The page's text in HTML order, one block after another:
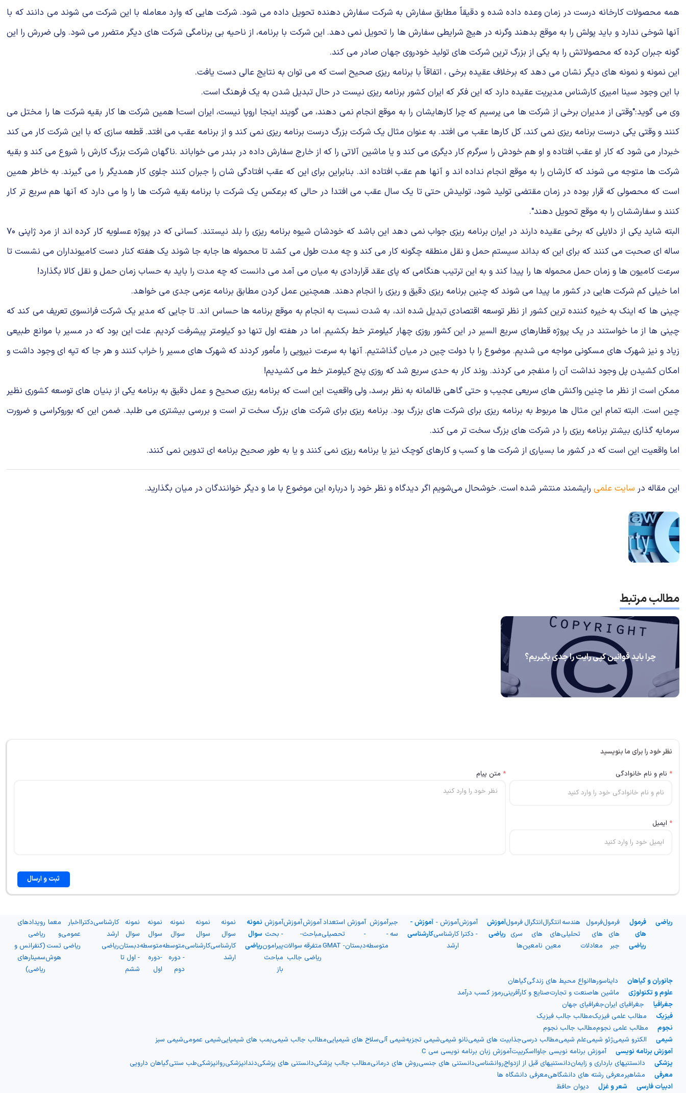
همه محصولات کارخانه درست در زمان وعده داده شده و دقیقاً مطابق سفارش به شرکت سفارش دهنده تحویل داده می شود. شرکت هایی که وارد معامله با این شرکت می شوند می دانند که با
آنها شوخی ندارد و باید پولش را به موقع بدهند وگرنه در هیچ شرایطی سفارش ها را تحویل نمی دهد. این شرکت با برنامه، از ناحیه بی برنامگی شرکت های دیگر متضرر می شود. ولی ضررش را این
گونه جبران کرده که محصولاتش را به یکی از بزرگ ترین شرکت های تولید خودروی جهان صادر می کند.
این نمونه و نمونه های دیگر نشان می دهد که برخلاف عقیده برخی ، اتفاقاً با برنامه ریزی صحیح است که می توان به نتایج عالی دست یافت.
با این وجود سینا امیری کارشناس مدیریت عقیده دارد که این فکر که ایران کشور برنامه ریزی نیست در حال تبدیل شدن به یک فرهنگ است.
وی می گوید:"وقتی از مدیران برخی از شرکت ها می پرسیم که چرا کارهایشان را به موقع انجام نمی دهند، می گویند اینجا اروپا نیست، ایران است! همین شرکت ها کار بقیه شرکت ها را مختل می
کنند و وقتی یکی درست برنامه ریزی نمی کند، کل کارها عقب می افتد. به عنوان مثال یک شرکت بزرگ درست برنامه ریزی نمی کند و از برنامه عقب می افتد. قطعه سازی که با این شرکت کار می کند
خبردار می شود که کار او عقب افتاده و او هم خودش را سرگرم کار دیگری می کند و یا ماشین آلاتی را که از خارج سفارش داده در بندر می خواباند .ناگهان شرکت بزرگ کارش را شروع می کند و بقیه
شرکت ها متوجه می شوند که کارشان را به موقع انجام نداده اند و آنها هم عقب افتاده اند. بنابراین برای این که عقب افتادگی شان را جبران کنند جلوی کار همدیگر را می گیرند. به خاطر همین
است که محصولی که قرار بوده در زمان مقتضی تولید شود، تولیدش حتی تا یک سال عقب می افتد! در حالی که برعکس یک شرکت با برنامه بقیه شرکت ها را وا می دارد که آنها هم سریع تر کار
کنند و سفارششان را به موقع تحویل دهند".
البته شاید یکی از دلایلی که برخی عقیده دارند در ایران برنامه ریزی جواب نمی دهد این باشد که خودشان شیوه برنامه ریزی را بلد نیستند. کسانی که در پروژه عسلویه کار کرده اند از مرد ژاپنی ۷۰
ساله ای صحبت می کنند که برای این که بداند سیستم حمل و نقل منطقه چگونه کار می کند و چه مدت طول می کشد تا محموله ها جابه جا شوند یک هفته کنار دست کامیونداران می نشست تا
سرعت کامیون ها و زمان حمل محموله ها را پیدا کند و به این ترتیب هنگامی که پای عقد قراردادی به میان می آمد می دانست که چه مدت را باید به حساب زمان حمل و نقل کالا بگذارد!
اما خیلی کم شرکت هایی در کشور ما پیدا می شوند که چنین برنامه ریزی دقیق و ریزی را انجام دهند. همچنین عمل کردن مطابق برنامه عزمی جدی می خواهد.
چینی ها که اینک به خیره کننده ترین کشور از نظر توسعه اقتصادی تبدیل شده اند، به شدت نسبت به انجام به موقع برنامه ها حساس اند. تا جایی که مدیر یک شرکت فرانسوی تعریف می کند که
چینی ها از ما خواستند در یک پروژه قطارهای سریع السیر در این کشور روزی چهار کیلومتر خط بکشیم. اما در هفته اول تنها دو کیلومتر پیشرفت کردیم. علت این بود که در مسیر با موانع طبیعی
زیاد و نیز شهرک های مسکونی مواجه می شدیم. موضوع را با دولت چین در میان گذاشتیم. آنها به سرعت نیرویی را مأمور کردند که شهرک های مسیر را خراب کنند و هر جا که تپه ای وجود داشت و
امکان کشیدن پل وجود نداشت آن را منفجر می کردند. روند کار به حدی سریع شد که روزی پنج کیلومتر خط می کشیدیم!
ممکن است از نظر ما چنین واکنش های سریعی عجیب و حتی گاهی ظالمانه به نظر برسد، ولی واقعیت این است که برنامه ریزی صحیح و عمل دقیق به برنامه یکی از بنیان های توسعه کشوری نظیر
چین است. البته تمام این مثال ها مربوط به برنامه ریزی برای شرکت های بزرگ بود. برنامه ریزی برای شرکت های بزرگ سخت تر است و بررسی بیشتری می طلبد. ضمن این که بوروکراسی و ضرورت
سرمایه گذاری بیشتر برنامه ریزی را در شرکت های بزرگ سخت تر می کند.
اما واقعیت این است که در کشور ما بسیاری از شرکت ها و کسب و کارهای کوچک نیز یا برنامه ریزی نمی کنند و یا به طور صحیح برنامه ای تدوین نمی کنند.
این مقاله در سایت علمی رایشمند منتشر شده است. خوشحال می‌شویم اگر دیدگاه و نظر خود را درباره این موضوع با ما و دیگر خوانندگان در میان بگذارید.
مطالب مرتبط
چرا باید قوانین کپی رایت را جدی بگیریم؟
نظر خود را برای ما بنویسید
* نام و نام خانوادگی
* ایمیل
* متن پیام
ثبت و ارسال
ریاضی
فرمول
های
ریاضی
فرمول
های
جبر
فرمول
های
معادلات
هندسه
تحلیلی
انتگرال
های
معین
انتگرال
های
نامعین
فرمول
سری
ها
آموزش
ریاضی
آموزش
- دکترا
آموزش -
کارشناسی
ارشد
آموزش -
کارشناسی
جبر
سه
آموزش
-
متوسطه
آموزش
-
دبستان
استعداد
تحصیلی
- GMAT
آموزش
مباحث
متفرقه
ریاضی
آموزش
-
سوالات
جالب
آموزش
- بحث
پیرامون
مباحث
باز
نمونه
سوال
ریاضی
نمونه
سوال
کارشناسی
ارشد
نمونه
سوال
کارشناسی
نمونه
سوال
متوسطه
- دوره
دوم
نمونه
سوال
متوسطه
-دوره
اول
نمونه
سوال
دبستان
- اول تا
ششم
کارشناسی
ارشد
ریاضی
دکترااخبار
عمومی
ریاضی
معما
و
تست
هوش
رویدادهای
ریاضی
(کنفرانس و
سمینارهای
ریاضی)
جانوران و گیاهان
دایناسورهاانواع محیط های زندگیگیاهان
علوم و تکنولوژی
ماشین هاصنعت و تجارتصنایع و کارآفرینیرموز کسب درآمد
جغرافیا
جغرافیای ایرانجغرافیای جهان
فیزیک
مطالب علمی فیزیکمطالب جالب فیزیک
نجوم
مطالب علمی نجوممطالب جالب نجوم
شیمی
الکترو شیمیژئو شیمیعلم شیمیمطالب درسیجذابیت های شیمینانو شیمیشیمی تجزیهشیمی آلیسلاح های شیمیاییمطالب جالب شیمیبمب های شیمیاییشیمی عمومیشیمی سبز
آموزش برنامه نویسی
آموزش برنامه نویسی جاوااسکریپتآموزش زبان برنامه نویسی سی C
پزشکی
دانستنیهای بارداری و زایماندانستنیهای قبل از ازدواجروانشناسیدانستنی های جنسیروش های درمانیمطالب جالب پزشکیدانستنی های پزشکیدندانپزشکیروانپزشکیطب سنتیگیاهان دارویی
معرفی
مشاهیرمعرفی رشته های دانشگاهیمعرفی دانشگاه ها
ادبیات فارسی
شعر و غزل دیوان حافظ